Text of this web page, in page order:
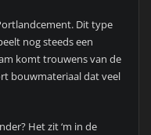
Dit type
nog steeds een
komt trouwens van de
bouwmateriaal dat veel
Het zit ‘m in de